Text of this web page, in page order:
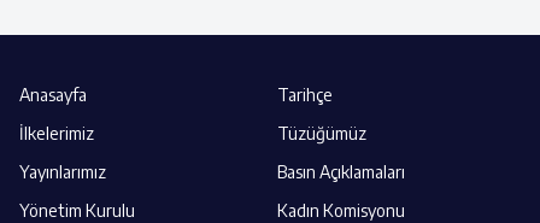
Anasayfa
Tarihçe
İlkelerimiz
Tüzüğümüz
Yayınlarımız
Basın Açıklamaları
Yönetim Kurulu
Kadın Komisyonu